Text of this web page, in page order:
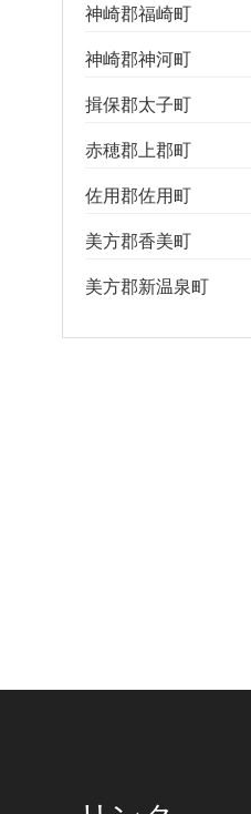
神崎郡福崎町
神崎郡神河町
揖保郡太子町
赤穂郡上郡町
佐用郡佐用町
美方郡香美町
美方郡新温泉町